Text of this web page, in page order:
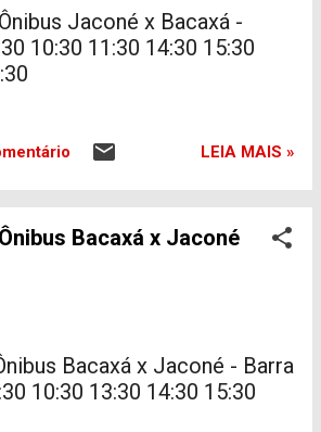
Jaconé x Bacaxá -
10:30 11:30 14:30 15:30
LEIA MAIS »
Bacaxá x Jaconé
Bacaxá x Jaconé - Barra
10:30 13:30 14:30 15:30